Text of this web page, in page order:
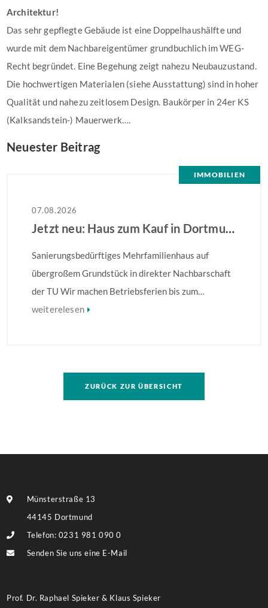
Architektur!
Das sehr gepflegte Gebäude ist eine Doppelhaushälfte und
wurde mit dem Nachbareigentümer grundbuchlich im WEG-
Recht begründet. Eine Begehung zeigt nahezu Neubauzustand.
Die hochwertigen Materialen (siehe Ausstattung) sind in hoher
Qualität und nahezu zeitlosem Design. Baukörper in 24er KS
(Kalksandstein-) Mauerwerk….
Neuester Beitrag
IMMOBILIEN
07.08.2026
Jetzt neu: Haus zum Kauf in Dortmund
Sanierungsbedürftiges Mehrfamilienhaus auf
übergroßem Grundstück in direkter Nachbarschaft
der TU Wir machen Betriebsferien bis zum
28.08.2026 – Ihre Anfrage wird ab dem 31.08.2026
Grundstückes, auf dem ggf. eine umfassendere
Bebauung möglich ist. Weitere Informationen finden
weiterelesen
ZURÜCK ZUR ÜBERSICHT
Münsterstraße 13
44145 Dortmund
Telefon: 0231 981 090 0
Senden Sie uns eine E-Mail
Prof. Dr. Raphael Spieker & Klaus Spieker